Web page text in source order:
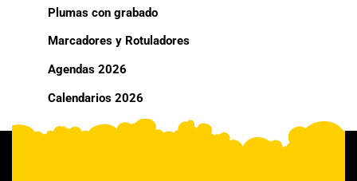
Plumas con grabado
Marcadores y Rotuladores
Agendas 2026
Calendarios 2026